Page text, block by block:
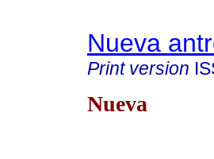
Nueva
Print version
Nueva